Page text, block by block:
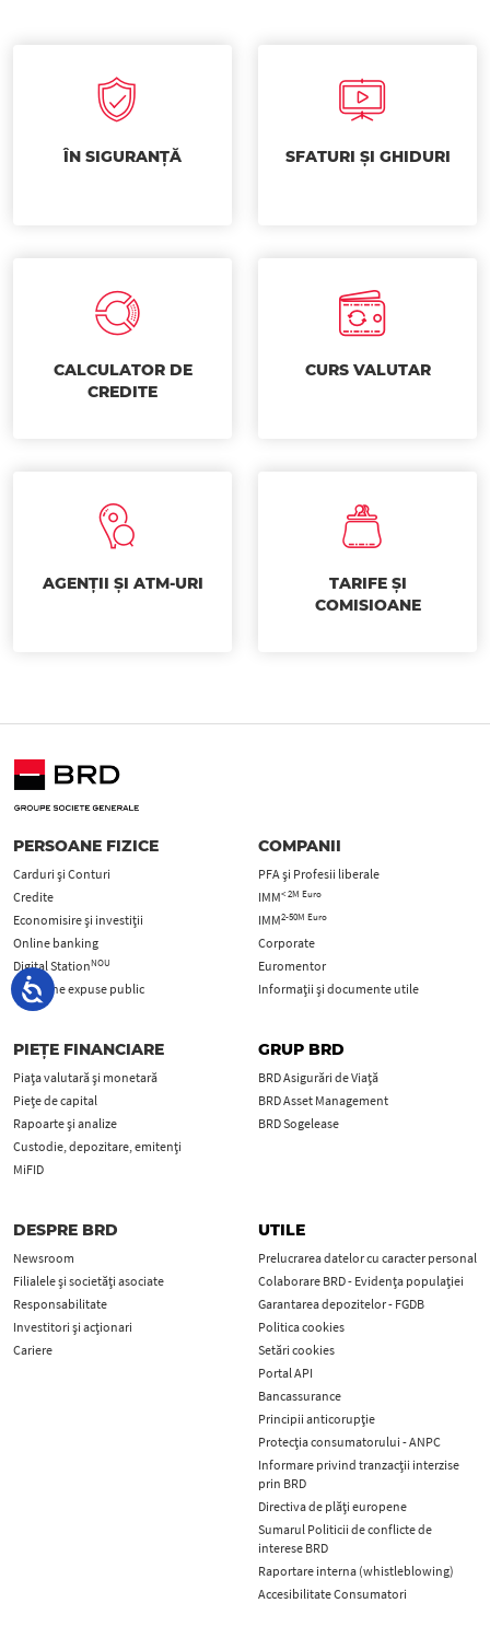
ÎN SIGURANȚĂ SFATURI ȘI GHIDURI
CALCULATOR DE
CREDITE
CURS VALUTAR
AGENȚII ȘI ATM-URI
TARIFE ȘI
COMISIOANE
PERSOANE FIZICE
Carduri şi Conturi
Credite
Economisire și investiții
Online banking
Digital StationNOU
Persoane expuse public
COMPANII
PFA şi Profesii liberale
IMM< 2M Euro
IMM2-50M Euro
Corporate
Euromentor
Informații și documente utile
PIEȚE FINANCIARE
Piața valutară și monetară
Piețe de capital
Rapoarte și analize
Custodie, depozitare, emitenți
MiFID
GRUP BRD
BRD Asigurări de Viață
BRD Asset Management
BRD Sogelease
DESPRE BRD
Newsroom
Filialele și societăți asociate
Responsabilitate
Investitori și acționari
Cariere
UTILE
Prelucrarea datelor cu caracter personal
Colaborare BRD - Evidența populației
Garantarea depozitelor - FGDB
Politica cookies
Setări cookies
Portal API
Bancassurance
Principii anticorupţie
Protecţia consumatorului - ANPC
Informare privind tranzacții interzise
prin BRD
Directiva de plăți europene
Sumarul Politicii de conflicte de
interese BRD
Raportare interna (whistleblowing)
Accesibilitate Consumatori